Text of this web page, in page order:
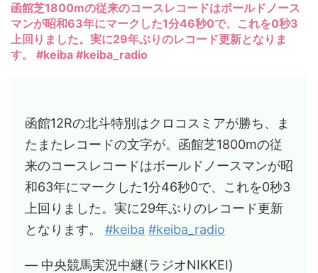
函館芝1800mの従来のコースレコードはボールドノース
マンが昭和63年にマークした1分46秒0で、これを0秒3
上回りました。実に29年ぶりのレコード更新となりま
す。 #keiba #keiba_radio
函館12Rの北斗特別はクロコスミアが勝ち、ま
たまたレコードの文字が。函館芝1800mの従
来のコースレコードはボールドノースマンが昭
和63年にマークした1分46秒0で、これを0秒3
上回りました。実に29年ぶりのレコード更新
となります。 #keiba #keiba_radio
— 中央競馬実況中継(ラジオNIKKEI)